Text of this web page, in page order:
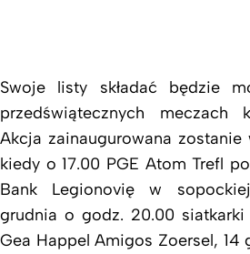
Swoje listy składać będzie
przedświątecznych meczach
Akcja zainaugurowana
kiedy o 17.00 PGE Atom Trefl
Bank Legionovię w
grudnia o godz. 20.00
Gea Happel Amigos Zoersel, 14